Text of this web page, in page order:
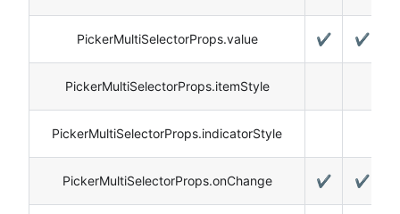
PickerMultiSelectorProps.value ✔️ ✔️
PickerMultiSelectorProps.itemStyle
PickerMultiSelectorProps.indicatorStyle
PickerMultiSelectorProps.onChange ✔️ ✔️